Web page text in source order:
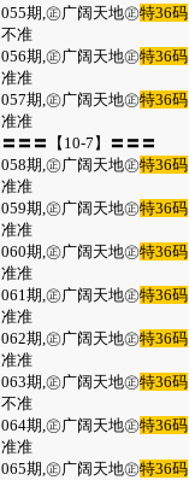
055期,㊣广阔天地㊣特36码
不准
056期,㊣广阔天地㊣特36码
准准
057期,㊣广阔天地㊣特36码
准准
〓〓〓【10-7】〓〓〓
058期,㊣广阔天地㊣特36码
准准
059期,㊣广阔天地㊣特36码
准准
060期,㊣广阔天地㊣特36码
准准
061期,㊣广阔天地㊣特36码
准准
062期,㊣广阔天地㊣特36码
准准
063期,㊣广阔天地㊣特36码
不准
064期,㊣广阔天地㊣特36码
准准
065期,㊣广阔天地㊣特36码